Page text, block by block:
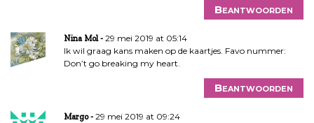
Beantwoorden
Nina Mol
29 mei 2019 at 05:14
Ik wil graag kans maken op de kaartjes. Favo nummer:
Don’t go breaking my heart.
Beantwoorden
Margo
29 mei 2019 at 09:24